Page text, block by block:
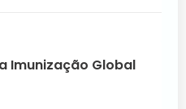
Imunização Global